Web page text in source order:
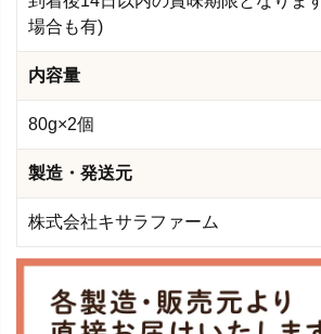
場合も有)
内容量
80g×2個
製造・発送元
株式会社キサラファーム